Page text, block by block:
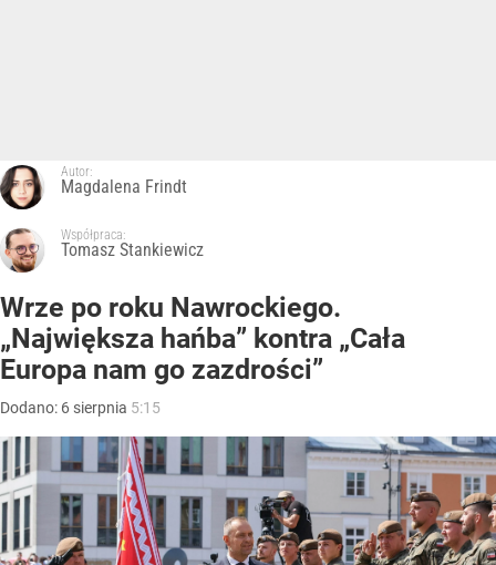
Autor:
Magdalena Frindt
Współpraca:
Tomasz Stankiewicz
Wrze po roku Nawrockiego.
„Największa hańba” kontra „Cała
Europa nam go zazdrości”
Dodano: 6 sierpnia 5:15